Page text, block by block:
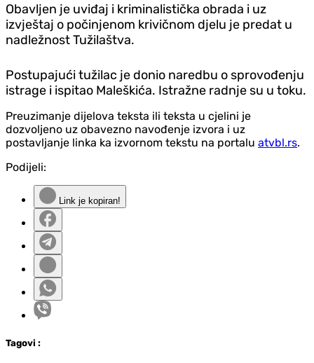
Obavljen je uviđaj i kriminalistička obrada i uz
izvještaj o počinjenom krivičnom djelu je predat u
nadležnost Tužilaštva.
Postupajući tužilac je donio naredbu o sprovođenju
istrage i ispitao Maleškića. Istražne radnje su u toku.
Preuzimanje dijelova teksta ili teksta u cjelini je
dozvoljeno uz obavezno navođenje izvora i uz
postavljanje linka ka izvornom tekstu na portalu atvbl.rs.
Podijeli:
Link je kopiran!
Tagovi :